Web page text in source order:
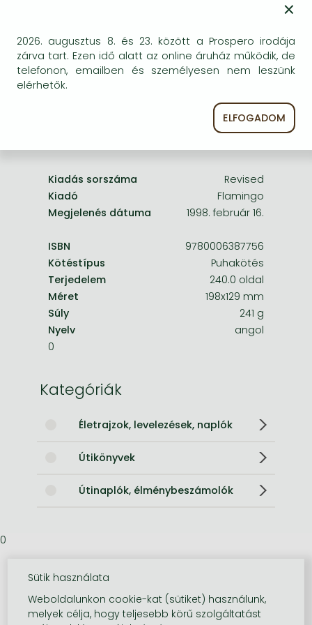
One-Punch Man manga
ügyfélszolgálatunkhoz!
Kiadás sorszáma
Revised
Kiadó
Flamingo
Megjelenés dátuma
1998. február 16.
ISBN
9780006387756
Kötéstípus
Puhakötés
Terjedelem
240.0 oldal
Méret
198x129 mm
Súly
241 g
Nyelv
angol
0
Kategóriák
Életrajzok, levelezések, naplók
Útikönyvek
Útinaplók, élménybeszámolók
0
×
2026. augusztus 8. és 23. között a Prospero irodája
zárva tart. Ezen idő alatt az online áruház működik, de
telefonon, emailben és személyesen nem leszünk
elérhetők.
ELFOGADOM
Sütik használata
Weboldalunkon cookie-kat (sütiket) használunk,
melyek célja, hogy teljesebb körű szolgáltatást